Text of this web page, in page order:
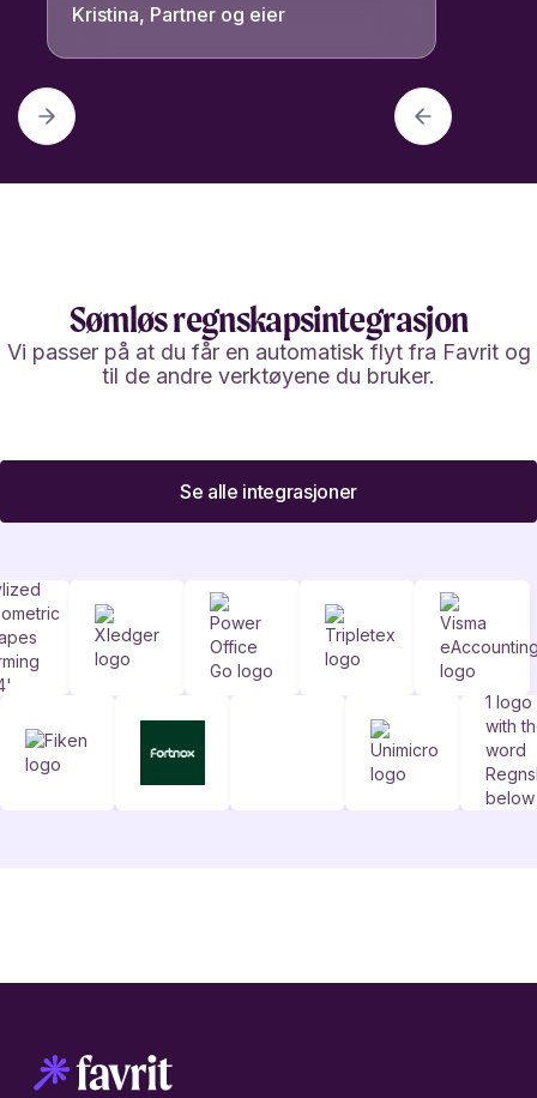
Kristina, Partner og eier
Sømløs regnskapsintegrasjon
Vi passer på at du får en automatisk flyt fra Favrit og
til de andre verktøyene du bruker.
Se alle integrasjoner